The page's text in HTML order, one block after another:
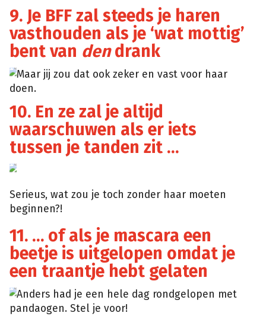
9. Je BFF zal steeds je haren
vasthouden als je ‘wat mottig’
bent van dendrank
Hello
Giggles
Maar jij zou dat ook zeker en vast voor haar
doen.
10. En ze zal je altijd
waarschuwen als er iets
tussen je tanden zit …
Imgix
Serieus, wat zou je toch zonder haar moeten
beginnen?!
11. … of als je mascara een
beetje is uitgelopen omdat je
een traantje hebt gelaten
Blogspot
Anders had je een hele dag rondgelopen met
pandaogen. Stel je voor!